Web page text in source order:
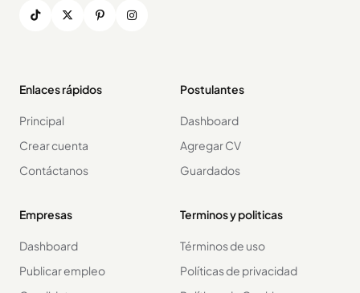
Enlaces rápidos
Principal
Crear cuenta
Contáctanos
Postulantes
Dashboard
Agregar CV
Guardados
Empresas
Dashboard
Publicar empleo
Terminos y politicas
Términos de uso
Políticas de privacidad